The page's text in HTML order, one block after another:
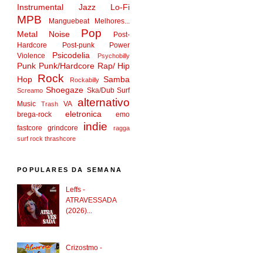
Instrumental Jazz Lo-Fi
MPB Manguebeat Melhores...
Metal Noise Pop
Post-
Hardcore
Post-punk
Power
Violence
Psicodelia Psychobilly
Punk Punk/Hardcore Rap/ Hip
Hop
Rock Rockabilly Samba
Screamo Shoegaze Ska/Dub Surf
Music
Trash VA alternativo
brega-rock eletronica
emo
fastcore
grindcore indie
ragga
surf rock thrashcore
POPULARES DA SEMANA
Leffs -
ATRAVESSADA
(2026)...
Crizostmo -